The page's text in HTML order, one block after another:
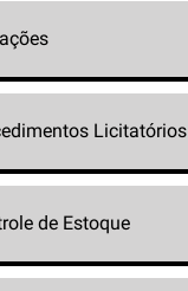
Licitatórios
de Estoque